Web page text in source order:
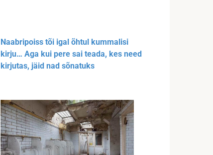
Naabripoiss tõi igal õhtul kummalisi
kirju… Aga kui pere sai teada, kes need
kirjutas, jäid nad sõnatuks